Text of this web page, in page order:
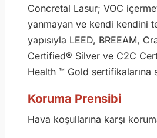
Concretal Lasur; VOC
yanmayan ve kendi kendini
yapısıyla LEED, BREEAM,
Certified® Silver ve C2C
Health ™ Gold sertifikalarına
Koruma Prensibi
Hava koşullarına karşı